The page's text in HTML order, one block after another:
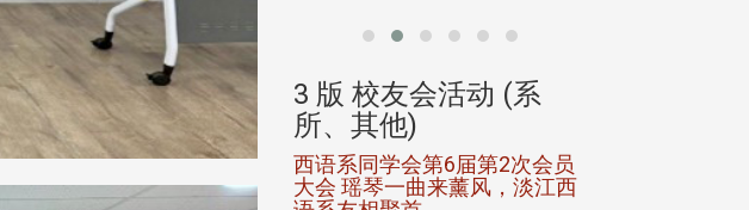
3 版 校友会活动 (系
所、其他)
邱孝贤接任跨业合作协进会第2
届理事长
3 版 校友会活动 (系
所、其他)
西语系同学会第6届第2次会员
大会 瑶琴一曲来薰风，淡江西